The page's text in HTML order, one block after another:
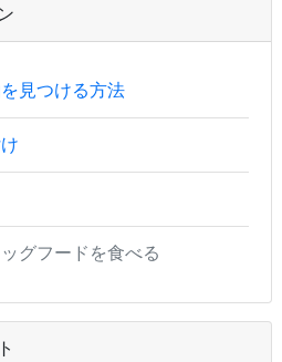
見つける方法
グフードを食べる